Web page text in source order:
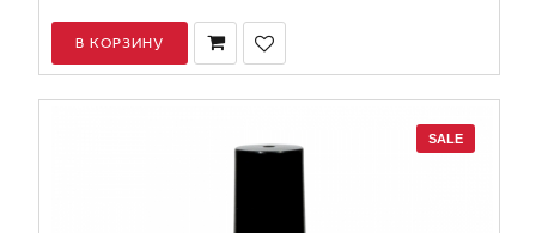
В КОРЗИНУ
SALE